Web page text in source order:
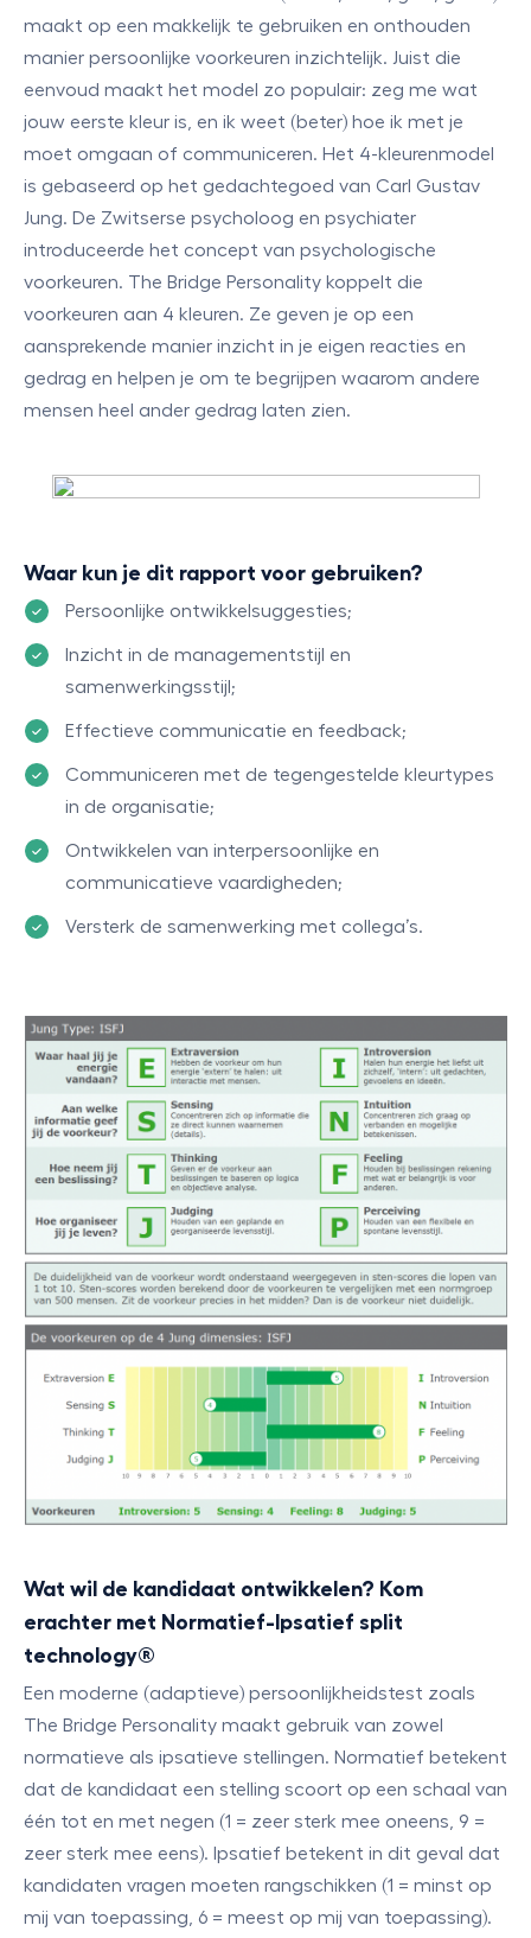
maakt op een makkelijk te gebruiken en onthouden
manier persoonlijke voorkeuren inzichtelijk. Juist die
eenvoud maakt het model zo populair: zeg me wat
jouw eerste kleur is, en ik weet (beter) hoe ik met je
moet omgaan of communiceren. Het 4-kleurenmodel
is gebaseerd op het gedachtegoed van Carl Gustav
Jung. De Zwitserse psycholoog en psychiater
introduceerde het concept van psychologische
voorkeuren. The Bridge Personality koppelt die
voorkeuren aan 4 kleuren. Ze geven je op een
aansprekende manier inzicht in je eigen reacties en
gedrag en helpen je om te begrijpen waarom andere
mensen heel ander gedrag laten zien.
Waar kun je dit rapport voor gebruiken?
Persoonlijke ontwikkelsuggesties;
Inzicht in de managementstijl en
samenwerkingsstijl;
Effectieve communicatie en feedback;
Communiceren met de tegengestelde kleurtypes
in de organisatie;
Ontwikkelen van interpersoonlijke en
communicatieve vaardigheden;
Versterk de samenwerking met collega’s.
Wat wil de kandidaat ontwikkelen? Kom
erachter met Normatief-Ipsatief split
technology®
Een moderne (adaptieve) persoonlijkheidstest zoals
The Bridge Personality maakt gebruik van zowel
normatieve als ipsatieve stellingen. Normatief betekent
dat de kandidaat een stelling scoort op een schaal van
één tot en met negen (1 = zeer sterk mee oneens, 9 =
zeer sterk mee eens). Ipsatief betekent in dit geval dat
kandidaten vragen moeten rangschikken (1 = minst op
mij van toepassing, 6 = meest op mij van toepassing).